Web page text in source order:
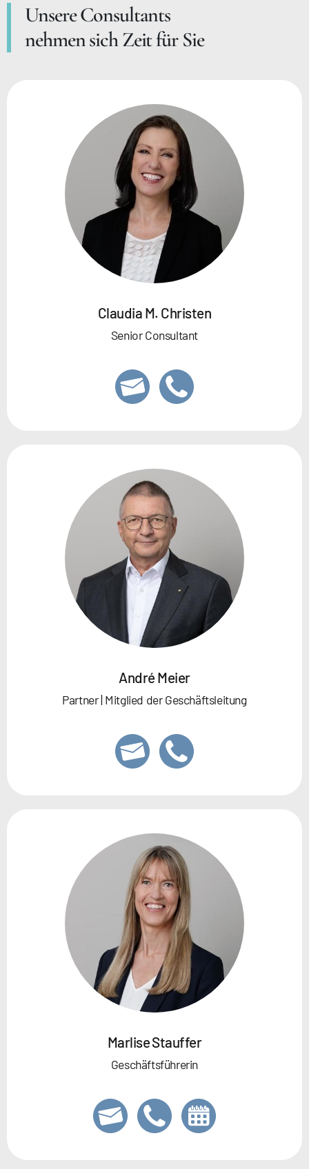
Unsere Consultants
nehmen sich Zeit für Sie
Claudia M. Christen
Senior Consultant
André Meier
Partner | Mitglied der Geschäftsleitung
Marlise Stauffer
Geschäftsführerin